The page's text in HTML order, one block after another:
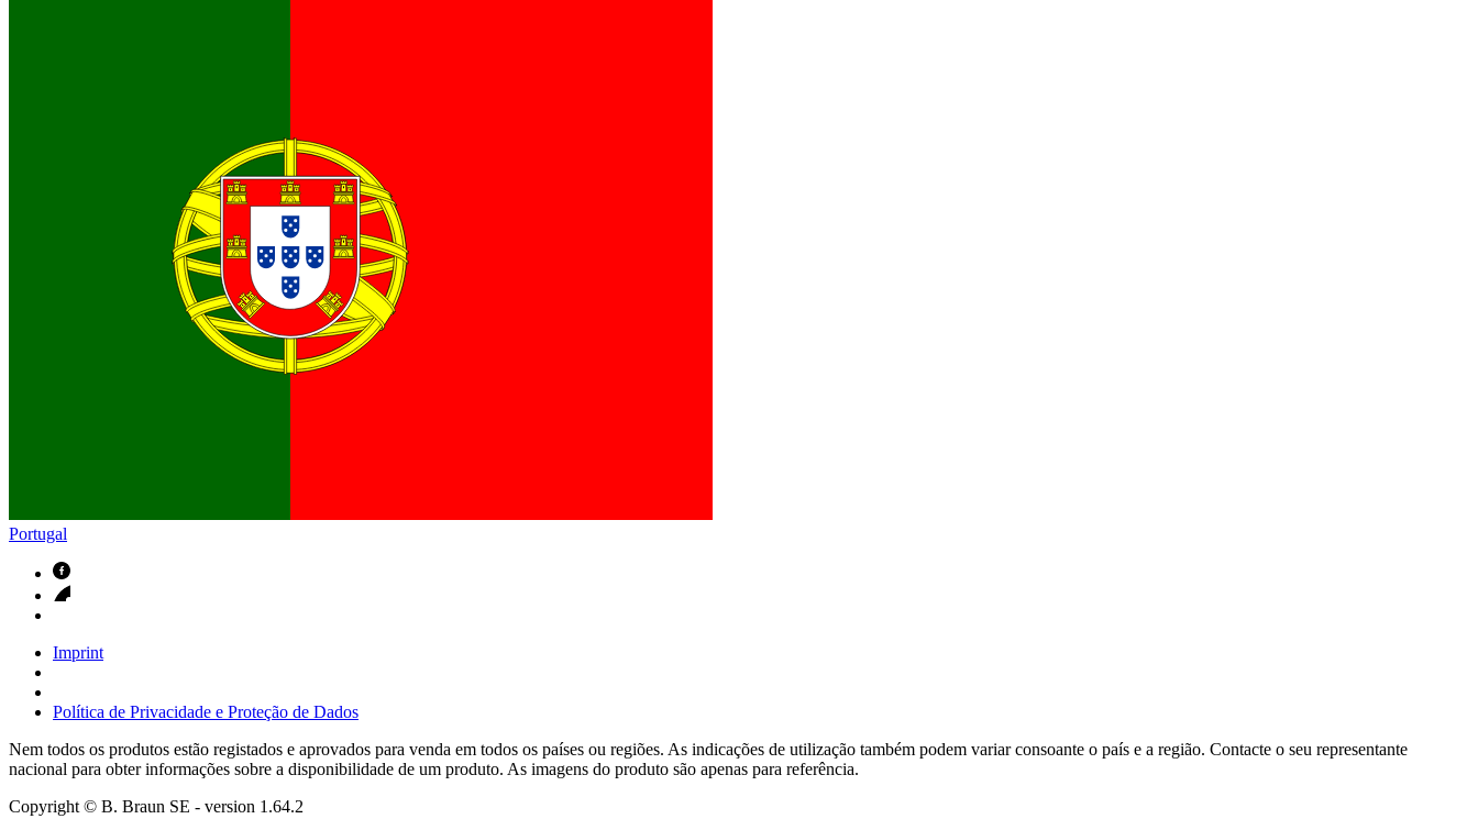
Portugal
Imprint
Política de Privacidade e Proteção de Dados
Nem todos os produtos estão registados e aprovados para venda em todos os países ou regiões. As indicações de utilização também podem variar consoante o país e a região. Contacte o seu representante
nacional para obter informações sobre a disponibilidade de um produto. As imagens do produto são apenas para referência.
Copyright © B. Braun SE - version 1.64.2